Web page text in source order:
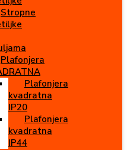
Stropne
Plafonjera
Plafonjera
kvadratna
IP20
Plafonjera
kvadratna
IP44